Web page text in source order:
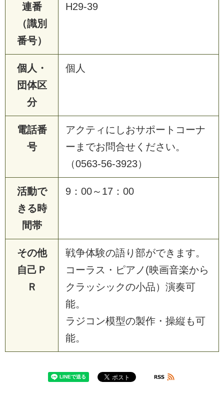
連番
（識別
番号）
H29-39
個人・
団体区
分
個人
電話番
号
アクティにしおサポートコーナ
ーまでお問合せください。
（0563-56-3923）
活動で
きる時
間帯
9：00～17：00
その他
自己Ｐ
Ｒ
戦争体験の語り部ができます。
コーラス・ピアノ(映画音楽から
クラッシックの小品）演奏可
能。
ラジコン模型の製作・操縦も可
能。